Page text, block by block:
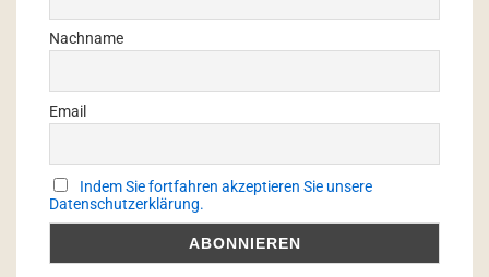
Nachname
Email
Indem Sie fortfahren akzeptieren Sie unsere
Datenschutzerklärung.